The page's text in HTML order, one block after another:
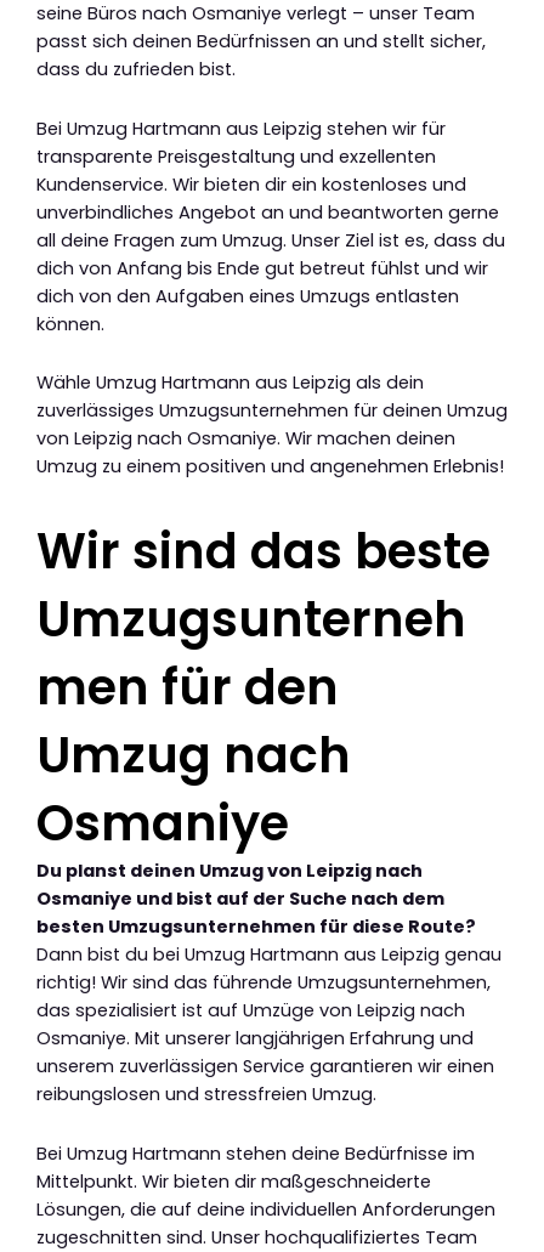
seine Büros nach Osmaniye verlegt – unser Team
passt sich deinen Bedürfnissen an und stellt sicher,
dass du zufrieden bist.
Bei Umzug Hartmann aus Leipzig stehen wir für
transparente Preisgestaltung und exzellenten
Kundenservice. Wir bieten dir ein kostenloses und
unverbindliches Angebot an und beantworten gerne
all deine Fragen zum Umzug. Unser Ziel ist es, dass du
dich von Anfang bis Ende gut betreut fühlst und wir
dich von den Aufgaben eines Umzugs entlasten
können.
Wähle Umzug Hartmann aus Leipzig als dein
zuverlässiges Umzugsunternehmen für deinen Umzug
von Leipzig nach Osmaniye. Wir machen deinen
Umzug zu einem positiven und angenehmen Erlebnis!
Wir sind das beste
Umzugsunterneh
men für den
Umzug nach
Osmaniye
Du planst deinen Umzug von Leipzig nach
Osmaniye und bist auf der Suche nach dem
besten Umzugsunternehmen für diese Route?
Dann bist du bei Umzug Hartmann aus Leipzig genau
richtig! Wir sind das führende Umzugsunternehmen,
das spezialisiert ist auf Umzüge von Leipzig nach
Osmaniye. Mit unserer langjährigen Erfahrung und
unserem zuverlässigen Service garantieren wir einen
reibungslosen und stressfreien Umzug.
Bei Umzug Hartmann stehen deine Bedürfnisse im
Mittelpunkt. Wir bieten dir maßgeschneiderte
Lösungen, die auf deine individuellen Anforderungen
zugeschnitten sind. Unser hochqualifiziertes Team